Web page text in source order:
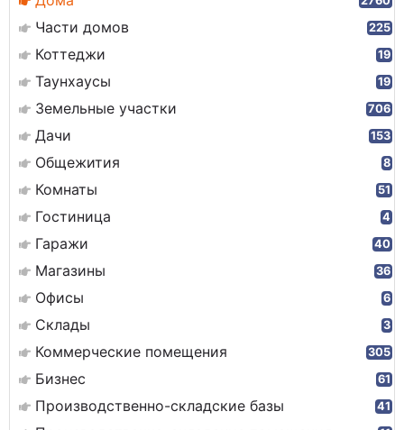
Части домов 225
Коттеджи 19
Таунхаусы 19
Земельные участки 706
Дачи 153
Общежития 8
Комнаты 51
Гостиница 4
Гаражи 40
Магазины 36
Офисы 6
Склады 3
Коммерческие помещения 305
Бизнес 61
Производственно-складские базы 41